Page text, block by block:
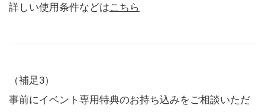
詳しい使用条件などはこちら
（補足3）
事前にイベント専用特典のお持ち込みをご相談いただ